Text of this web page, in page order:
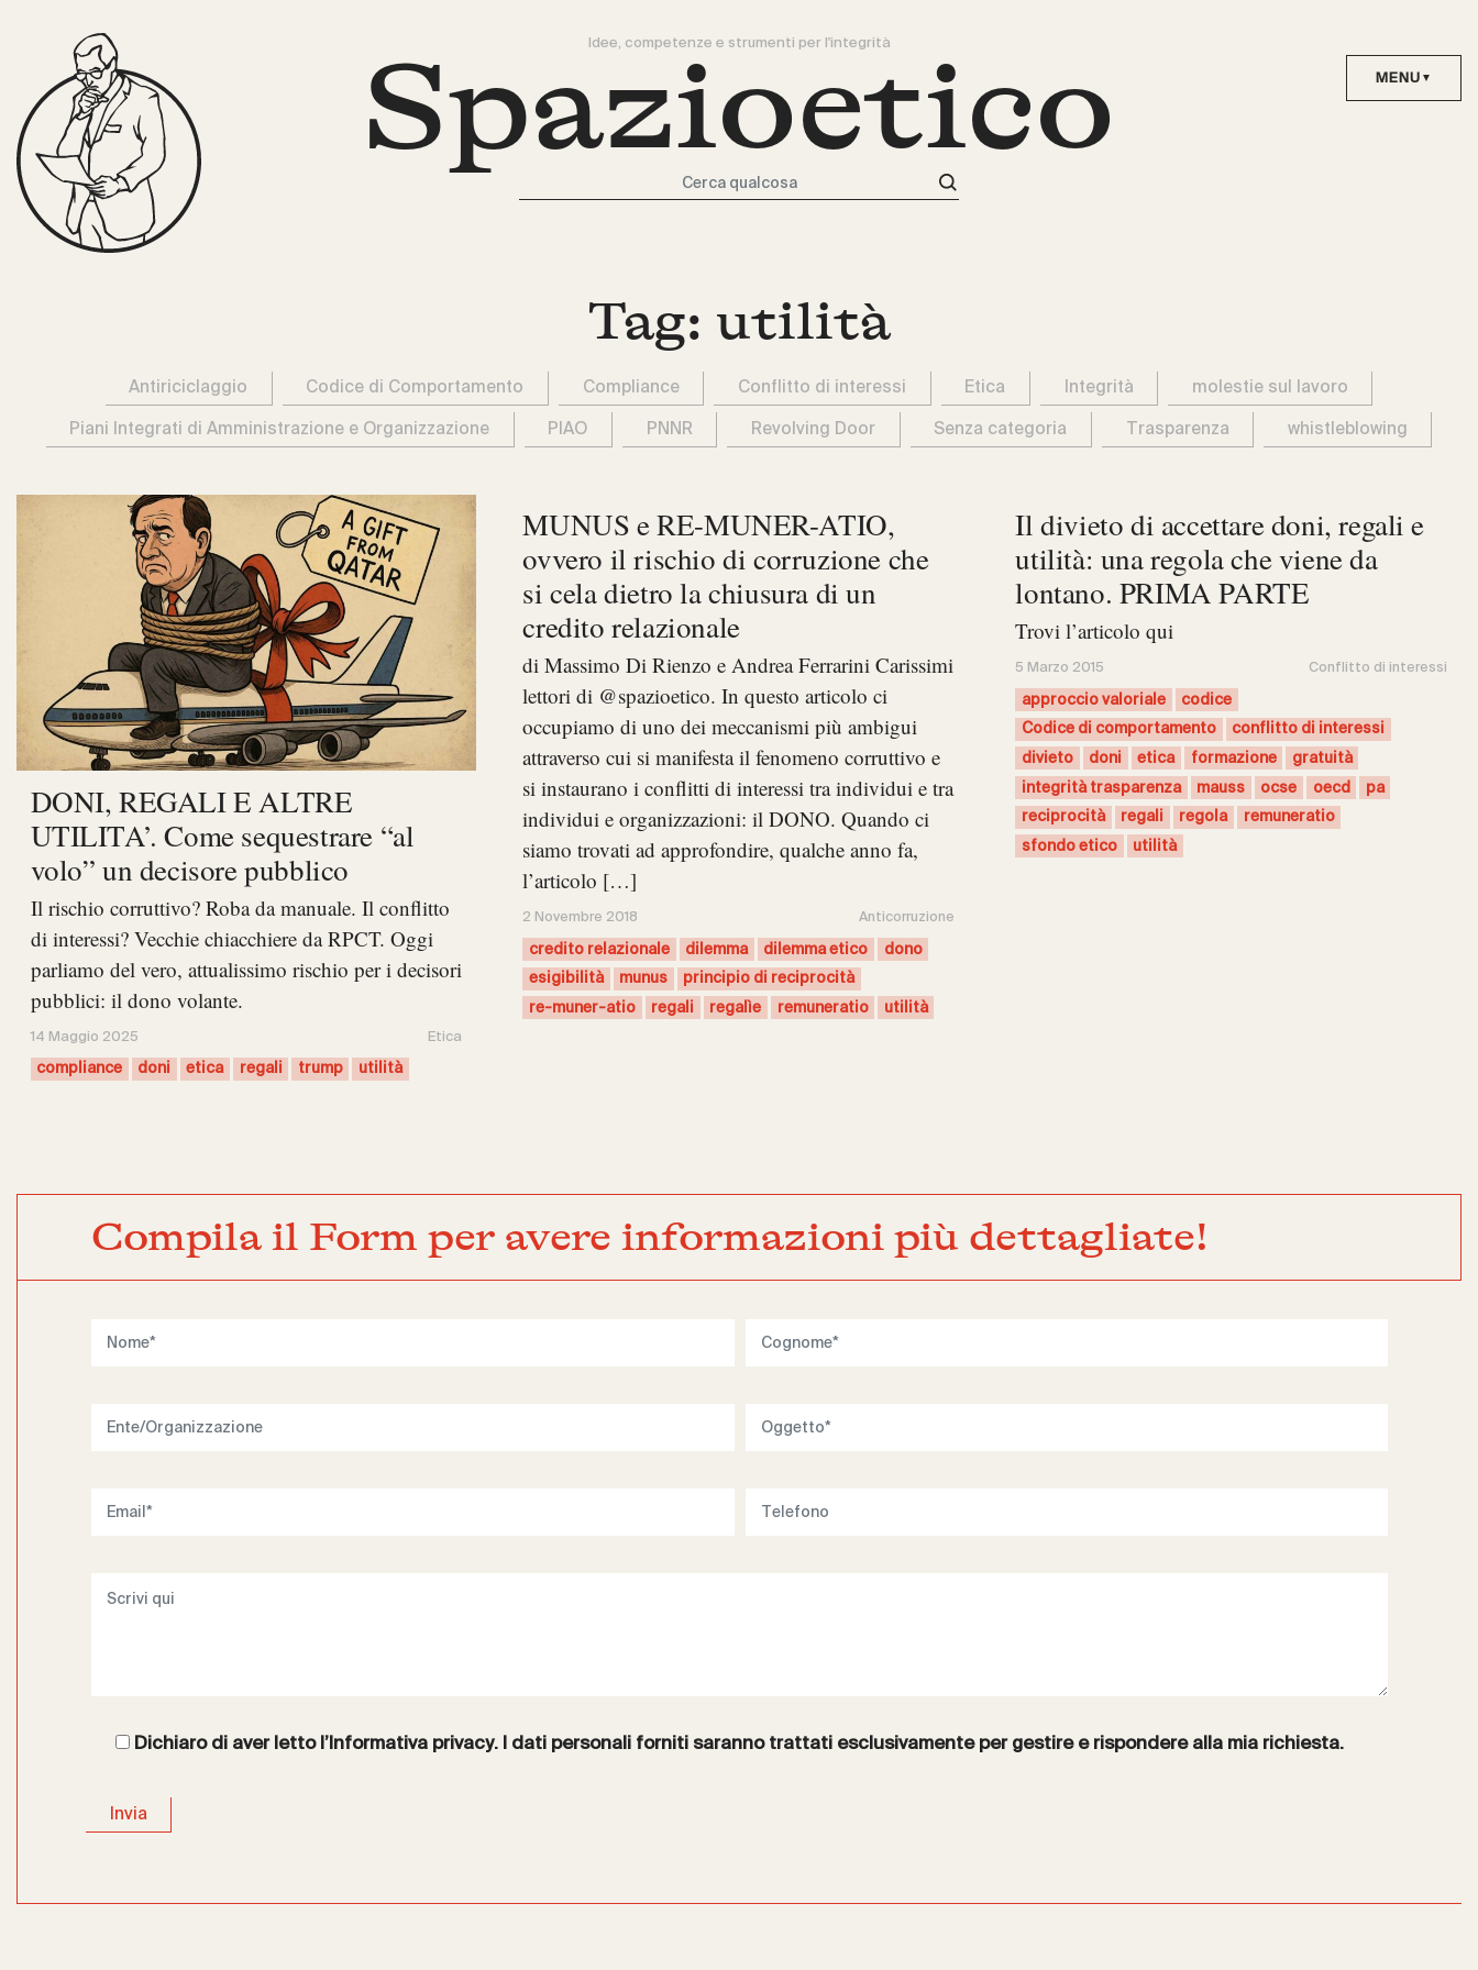
Idee, competenze e strumenti per l'integrità
Spazioetico
Tag: utilità
Antiriciclaggio Codice di Comportamento Compliance Conflitto di interessi Etica Integrità molestie sul lavoro
Piani Integrati di Amministrazione e Organizzazione PIAO PNNR Revolving Door Senza categoria Trasparenza whistleblowing
DONI, REGALI E ALTRE
UTILITA’. Come sequestrare “al
volo” un decisore pubblico
Il rischio corruttivo? Roba da manuale. Il conflitto
di interessi? Vecchie chiacchiere da RPCT. Oggi
parliamo del vero, attualissimo rischio per i decisori
pubblici: il dono volante.
14 Maggio 2025 Etica
compliance doni etica regali trump utilità
MUNUS e RE-MUNER-ATIO,
ovvero il rischio di corruzione che
si cela dietro la chiusura di un
credito relazionale
di Massimo Di Rienzo e Andrea Ferrarini Carissimi
lettori di @spazioetico. In questo articolo ci
occupiamo di uno dei meccanismi più ambigui
attraverso cui si manifesta il fenomeno corruttivo e
si instaurano i conflitti di interessi tra individui e tra
individui e organizzazioni: il DONO. Quando ci
siamo trovati ad approfondire, qualche anno fa,
l’articolo […]
2 Novembre 2018 Anticorruzione
credito relazionale dilemma dilemma etico
dono
esigibilità
munus
principio di reciprocità
re-muner-atio
regali regalìe remuneratio utilità
Il divieto di accettare doni, regali e
utilità: una regola che viene da
lontano. PRIMA PARTE
Trovi l’articolo qui
5 Marzo 2015 Conflitto di interessi
approccio valoriale
codice
Codice di comportamento
conflitto di interessi
divieto
doni etica formazione
gratuità
integrità trasparenza
mauss ocse oecd
pa
reciprocità
regali regola
remuneratio
sfondo etico
utilità
Compila il Form per avere informazioni più dettagliate!
Dichiaro di aver letto l’Informativa privacy. I dati personali forniti saranno trattati esclusivamente per gestire e rispondere alla mia richiesta.